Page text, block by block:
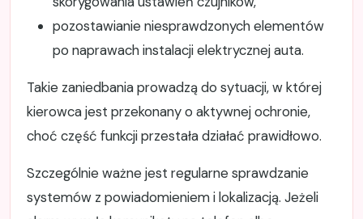
pozostawianie niesprawdzonych elementów
po naprawach instalacji elektrycznej auta.
Takie zaniedbania prowadzą do sytuacji, w której
kierowca jest przekonany o aktywnej ochronie,
choć część funkcji przestała działać prawidłowo.
Szczególnie ważne jest regularne sprawdzanie
systemów z powiadomieniem i lokalizacją. Jeżeli